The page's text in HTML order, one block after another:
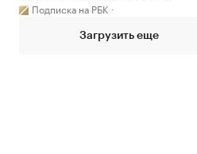
Подписка на РБК
Загрузить еще